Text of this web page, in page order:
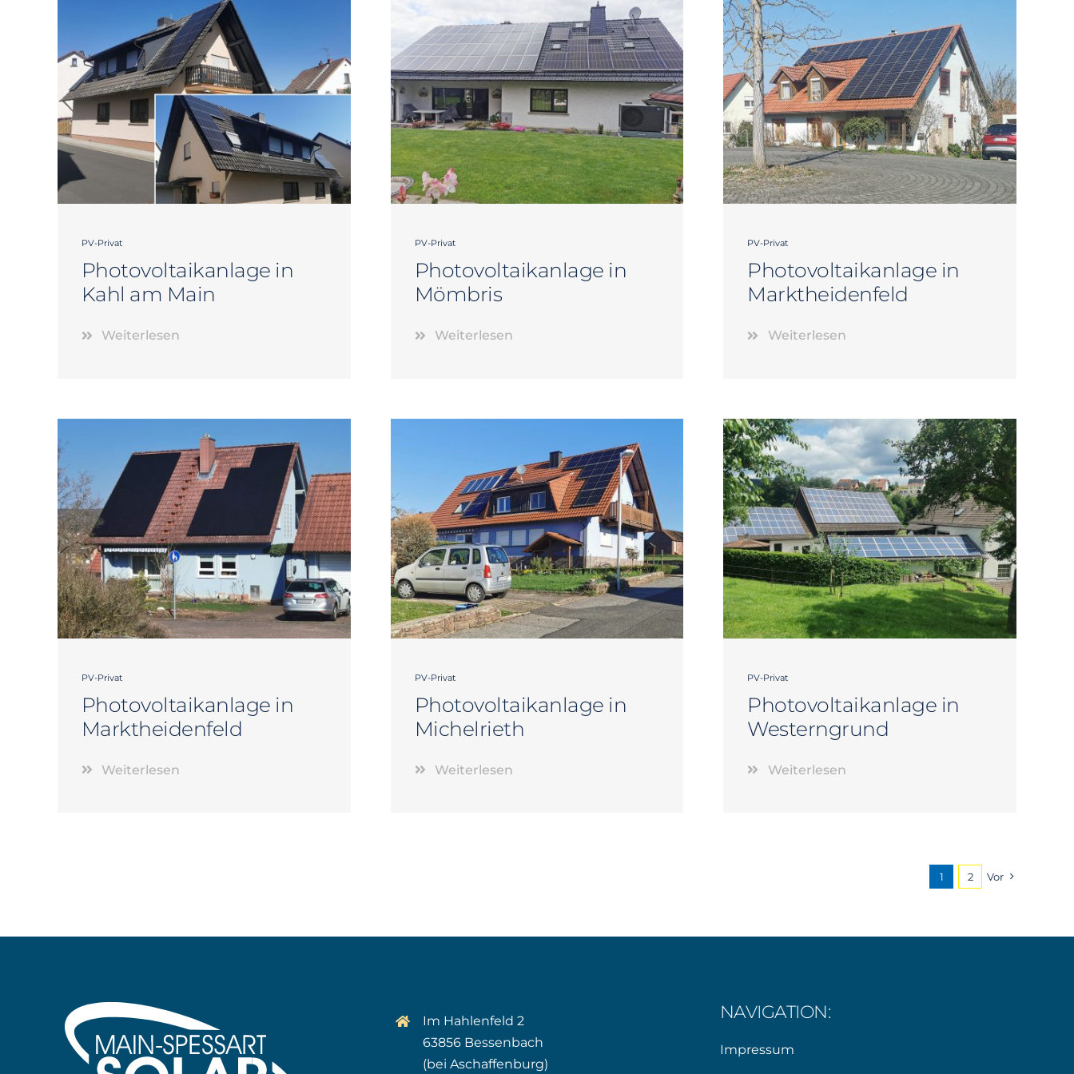
PV-Privat
Photovoltaikanlage in
Kahl am Main
Weiterlesen
PV-Privat
Photovoltaikanlage in
Mömbris
Weiterlesen
PV-Privat
Photovoltaikanlage in
Marktheidenfeld
Weiterlesen
PV-Privat
Photovoltaikanlage in
Marktheidenfeld
Weiterlesen
PV-Privat
Photovoltaikanlage in
Michelrieth
Weiterlesen
PV-Privat
Photovoltaikanlage in
Westerngrund
Weiterlesen
1 2 Vor
Im Hahlenfeld 2
63856 Bessenbach
(bei Aschaffenburg)
NAVIGATION:
Impressum